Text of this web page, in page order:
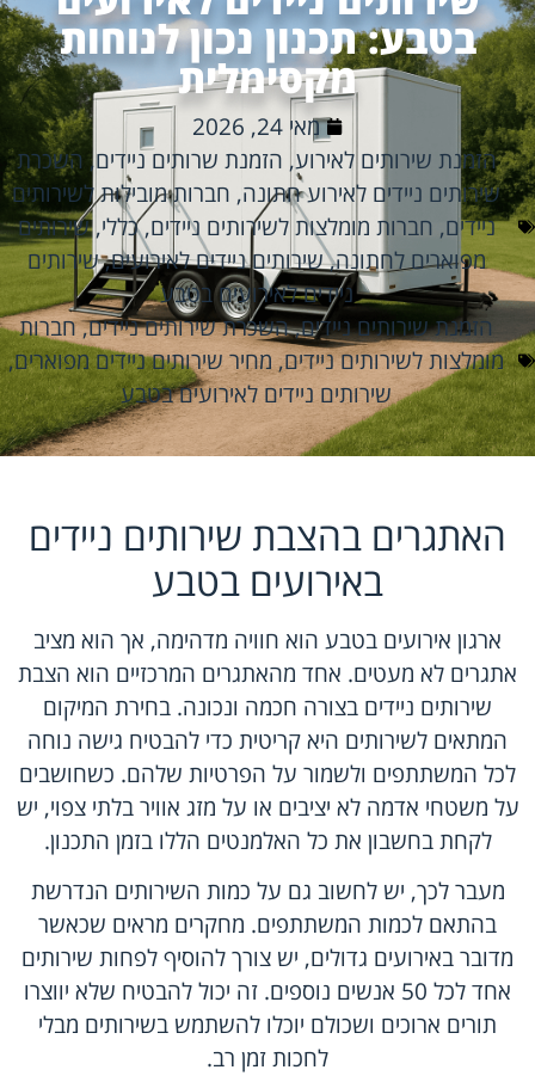
בטבע: תכנון נכון לנוחות
מקסימלית
מאי 24, 2026
הזמנת שירותים לאירוע, הזמנת שרותים ניידים, השכרת
שירותים ניידים לאירוע חתונה, חברות מובילות לשירותים
ניידים, חברות מומלצות לשירותים ניידים,כללי,שירותים
מפוארים לחתונה,שירותים ניידים לאירועים,שירותים
ניידים לאירועים בטבע
הזמנת שירותים ניידים,השכרת שירותים ניידים,חברות
מומלצות לשירותים ניידים, מחיר שירותים ניידים מפוארים,
שירותים ניידים לאירועים בטבע
האתגרים בהצבת שירותים ניידים
באירועים בטבע
ארגון אירועים בטבע הוא חוויה מדהימה, אך הוא מציב
אתגרים לא מעטים. אחד מהאתגרים המרכזיים הוא הצבת
שירותים ניידים בצורה חכמה ונכונה. בחירת המיקום
המתאים לשירותים היא קריטית כדי להבטיח גישה נוחה
לכל המשתתפים ולשמור על הפרטיות שלהם. כשחושבים
על משטחי אדמה לא יציבים או על מזג אוויר בלתי צפוי, יש
לקחת בחשבון את כל האלמנטים הללו בזמן התכנון.
מעבר לכך, יש לחשוב גם על כמות השירותים הנדרשת
בהתאם לכמות המשתתפים. מחקרים מראים שכאשר
מדובר באירועים גדולים, יש צורך להוסיף לפחות שירותים
אחד לכל 50 אנשים נוספים. זה יכול להבטיח שלא יווצרו
תורים ארוכים ושכולם יוכלו להשתמש בשירותים מבלי
לחכות זמן רב.